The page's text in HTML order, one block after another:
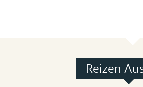
Reizen